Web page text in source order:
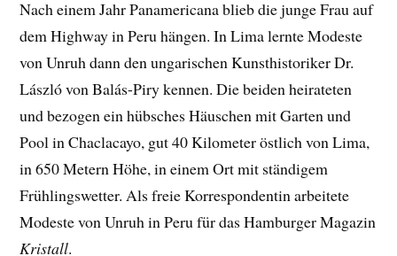
Nach einem Jahr Panamericana blieb die junge Frau auf
dem Highway in Peru hängen. In Lima lernte Modeste
von Unruh dann den ungarischen Kunsthistoriker Dr.
László von Balás-Piry kennen. Die beiden heirateten
und bezogen ein hübsches Häuschen mit Garten und
Pool in Chaclacayo, gut 40 Kilometer östlich von Lima,
in 650 Metern Höhe, in einem Ort mit ständigem
Frühlingswetter. Als freie Korrespondentin arbeitete
Modeste von Unruh in Peru für das Hamburger Magazin
Kristall.